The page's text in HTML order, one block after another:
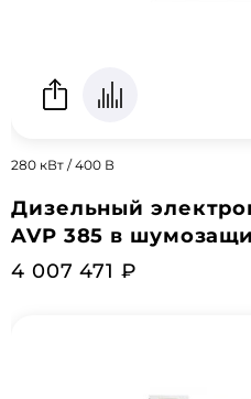
280 кВт / 400 В
Дизельный
AVP 385 в
4 007 471 ₽